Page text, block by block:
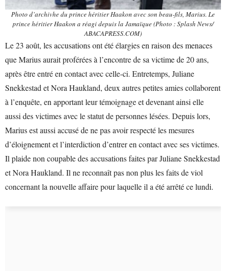
Photo d’archivhe du prince héritier Haakon avec son beau-fils, Marius. Le
prince héritier Haakon a réagi depuis la Jamaïque (Photo : Splash News/
ABACAPRESS.COM)
Le 23 août, les accusations ont été élargies en raison des menaces
que Marius aurait proférées à l’encontre de sa victime de 20 ans,
après être entré en contact avec celle-ci. Entretemps, Juliane
Snekkestad et Nora Haukland, deux autres petites amies collaborent
à l’enquête, en apportant leur témoignage et devenant ainsi elle
aussi des victimes avec le statut de personnes lésées. Depuis lors,
Marius est aussi accusé de ne pas avoir respecté les mesures
d’éloignement et l’interdiction d’entrer en contact avec ses victimes.
Il plaide non coupable des accusations faites par Juliane Snekkestad
et Nora Haukland. Il ne reconnaît pas non plus les faits de viol
concernant la nouvelle affaire pour laquelle il a été arrêté ce lundi.